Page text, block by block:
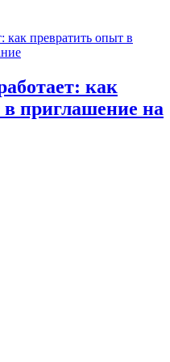
как
приглашение на